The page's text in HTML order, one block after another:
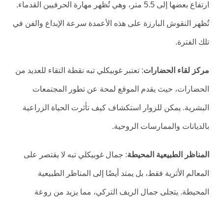
ارتفاع بعضها إلى 5.5 متر، وهي تُظهر مهارة الحرفيين القدماء.
تُظهر النقوش البارزة على هذه الأعمدة سرعة الإبداع والفن في
تلك الفترة.
مركز لقاء الحضارات: تعتبر غوبيكلي تبه نقطة التقاء للعديد من
الحضارات، حيث يقدم الموقع لمحة عن تطور المجتمعات
البشرية. يمكن للزوار استكشاف كيف تأثرت الحياة الزراعية
بالديانات والممارسات الروحية.
المناظر الطبيعية المحيطة: جمال غوبيكلي تبه لا يقتصر على
المعالم الأثرية فقط، بل يمتد أيضًا إلى المناظر الطبيعية
المحيطة. يتجلى جمال الريف التركي، مما يزيد من روعة